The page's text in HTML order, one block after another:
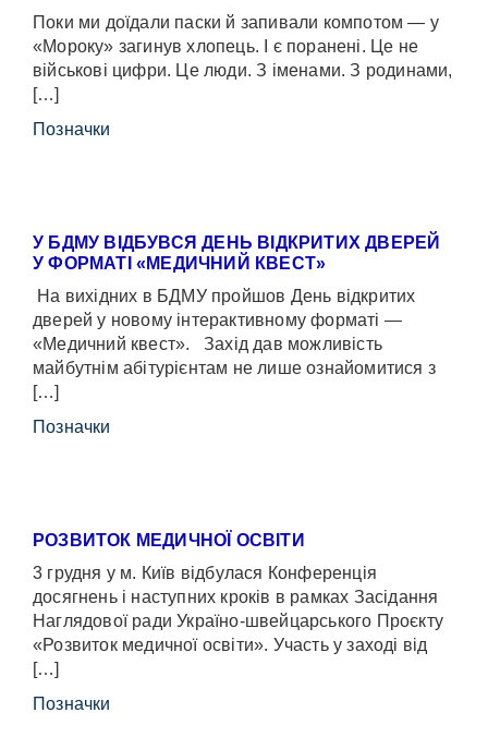
Поки ми доїдали паски й запивали компотом — у
«Мороку» загинув хлопець. І є поранені. Це не
військові цифри. Це люди. З іменами. З родинами,
[…]
Позначки
У БДМУ ВІДБУВСЯ ДЕНЬ ВІДКРИТИХ ДВЕРЕЙ
У ФОРМАТІ «МЕДИЧНИЙ КВЕСТ»
На вихідних в БДМУ пройшов День відкритих
дверей у новому інтерактивному форматі —
«Медичний квест». Захід дав можливість
майбутнім абітурієнтам не лише ознайомитися з
[…]
Позначки
РОЗВИТОК МЕДИЧНОЇ ОСВІТИ
3 грудня у м. Київ відбулася Конференція
досягнень і наступних кроків в рамках Засідання
Наглядової ради Україно-швейцарського Проєкту
«Розвиток медичної освіти». Участь у заході від
[…]
Позначки